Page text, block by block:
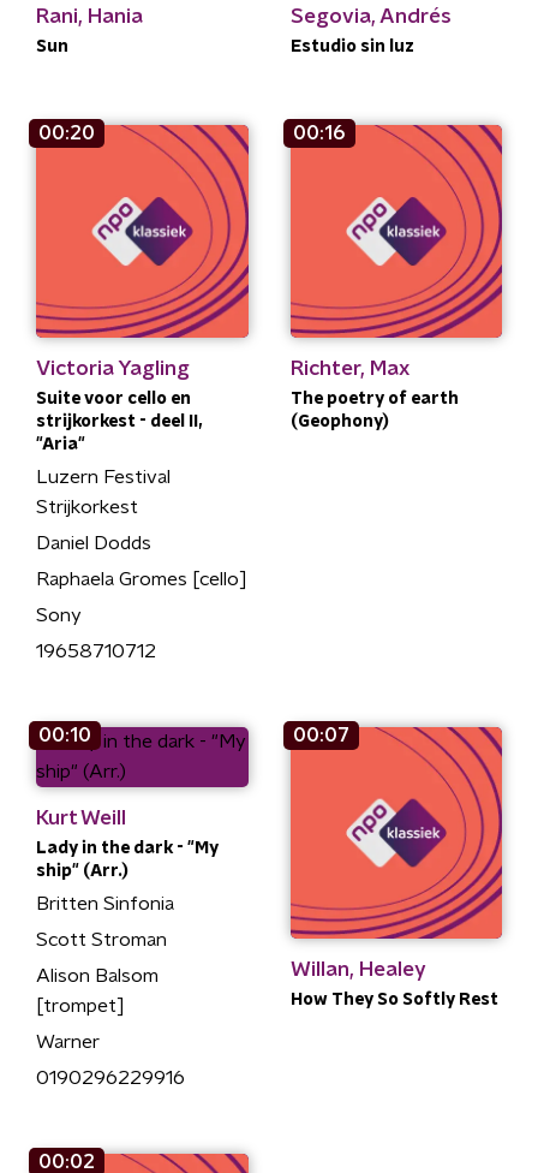
Rani, Hania
Sun
Segovia, Andrés
Estudio sin luz
00:20
Victoria Yagling
Suite voor cello en
strijkorkest - deel II,
"Aria"
Luzern Festival
Strijkorkest
Daniel Dodds
Raphaela Gromes [cello]
Sony
19658710712
00:16
Richter, Max
The poetry of earth
(Geophony)
00:10
Kurt Weill
Lady in the dark - "My
ship" (Arr.)
Britten Sinfonia
Scott Stroman
Alison Balsom
[trompet]
Warner
0190296229916
00:07
Willan, Healey
How They So Softly Rest
00:02